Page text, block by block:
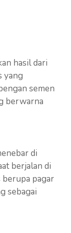
hasil dari
yang
semen
berwarna
di
berjalan di
berupa pagar
sebagai